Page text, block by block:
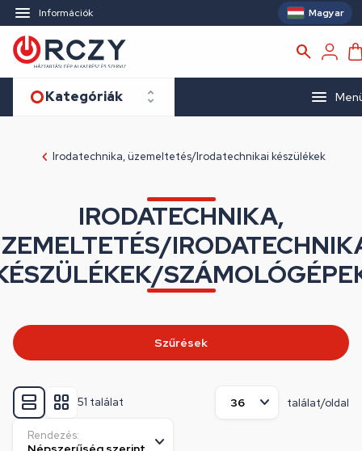
Információk Magyar
Kategóriák
Irodatechnika, üzemeltetés/Irodatechnikai készülékek
IRODATECHNIKA,
51 találat találat/oldal
Rendezés:
Szűrések